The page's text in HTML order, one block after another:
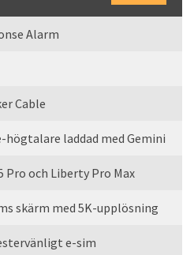
Alarm
Cable
högtalare laddad med Gemini
Pro och Liberty Pro Max
skärm med 5K-upplösning
e-sim